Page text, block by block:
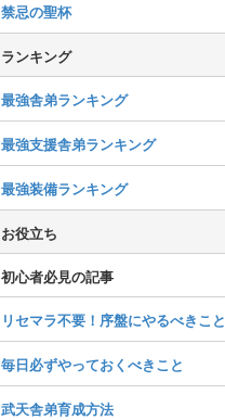
禁忌の聖杯
ランキング
最強舎弟ランキング
最強支援舎弟ランキング
最強装備ランキング
お役立ち
初心者必見の記事
リセマラ不要！序盤にやるべきこと
毎日必ずやっておくべきこと
武天舎弟育成方法